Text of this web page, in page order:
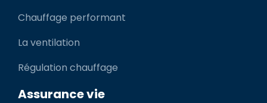
Chauffage performant
La ventilation
Régulation chauffage
Assurance vie